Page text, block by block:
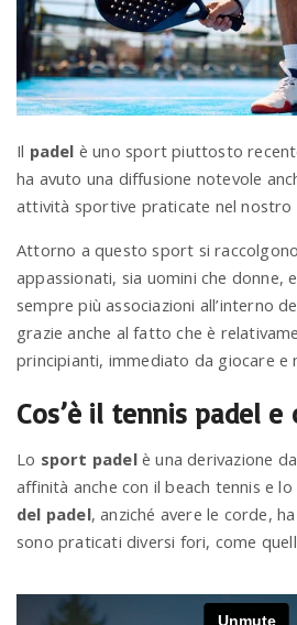
a
v
i
a
t
i
o
n
Il padel è uno sport piuttosto
ha avuto una diffusione notevole
attività sportive praticate nel nostro
Attorno a questo sport si
appassionati, sia uomini che donne,
sempre più associazioni all’interno
grazie anche al fatto che è
principianti, immediato da giocare e
Cos’è il tennis padel e
Lo sport padelè una derivazione
affinità anche con il beach tennis e lo
del padel, anziché avere le corde,
sono praticati diversi fori, come